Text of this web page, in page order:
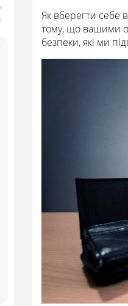
Як вберегти себе
тому, що вашими
безпеки, які ми